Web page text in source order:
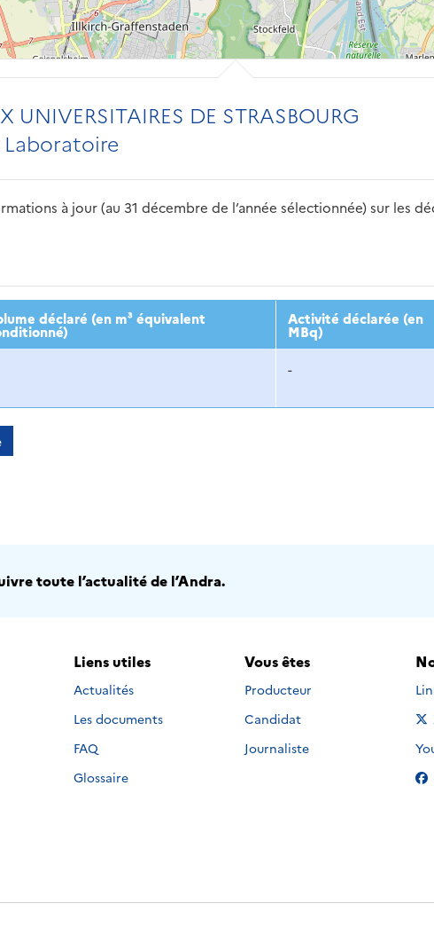
UNIVERSITAIRES DE STRASBOURG
à jour (au 31 décembre de l’année sélectionnée) sur les
2016 2017 2018 2019
déclaré (en m³ équivalent Activité déclarée (en
MBq)
-
toute l’actualité de l’Andra.
Liens utiles
Actualités
Les documents
FAQ
Glossaire
Vous êtes
Producteur
Candidat
Journaliste